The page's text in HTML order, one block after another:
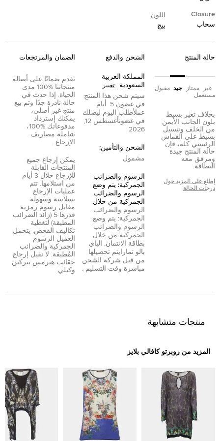
Closure
سحاب
اللون
بيج
حالة المنتج
غير
مستعمل
ممتاز جيد مقبول
بخلاف تغير بسيط
بلون الجانب الأيمن
من الخلف وتنسيل
بسيط على القماش
الرئيسي كله، فإن
حالة المنتج جيدة
ومرفق معه
البطاقة.
إطلع على المزيد حول
درجات الحالة
الشحن والدفع
المملكة العربية
السعودية
تغيير
سيتم شحن هذا المنتج
في غضون 5
أيام
عملأطلب اليوم ليصلك
في غضون
أغسطس 12,
2026
الشحن والتأمين:
مشمول
الرسوم والضرائب
الجمركية: يتم وضع
الرسوم والضرائب
الجمركية من خلال
الرسوم والضرائب
الجمركية: يتم وضع
الرسوم والضرائب
الجمركية من خلال
بطاقة الائتمان,
الباي
بالو تمارا يتم تحصيلها
من قبل شركة الشحن
مباشرة وقت التسليم .
الضمان والمرتجعات
نقدم ضمانًا على أصالة
منتجاتنا %100 مدى
الحياة. إذا حدث في
حالة نادرة جدًا وتم بيع
منتج غير أصلي،
يمكنك إسترداد
مدفوعاتك %100،
شاملة مصاريف
الإرجاع.
يمكن إرجاع جميع
المنتجات القابلة
للإرجاع خلال 3 أيام
من استلامها. تتم
عمليات الإرجاع
بسلاسة وسهولة
مقابل رسوم رمزية
قدرها 5 (زائد الضرائب
المطبقة) لتغطية
تكاليف الفحص. يتحمل
العميل الرسوم
الجمركية والضرائب
المُطبقة. لا نقبل إرجاع
حقائب هيرمس بيركين
وكيلي.
منتجات متشابهة
المزيد من روبرتو كافالي بلايز